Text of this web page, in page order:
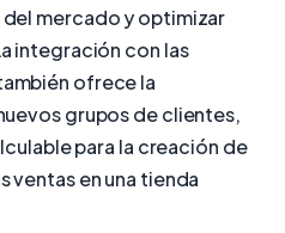
mercado y optimizar
integración con las
ofrece la
grupos de clientes,
para la creación de
ventas en una tienda